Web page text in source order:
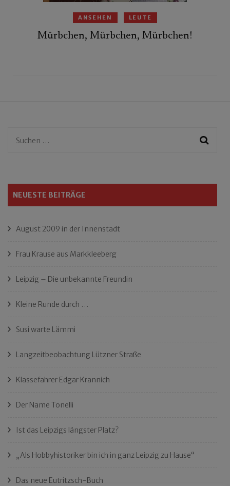
ANSEHEN LEUTE
Mürbchen, Mürbchen, Mürbchen!
Suchen
NEUESTE BEITRÄGE
August 2009 in der Innenstadt
Frau Krause aus Markkleeberg
Leipzig – Die unbekannte Freundin
Kleine Runde durch …
Susi warte Lämmi
Langzeitbeobachtung Lützner Straße
Klassefahrer Edgar Krannich
Der Name Tonelli
Ist das Leipzigs längster Platz?
„Als Hobbyhistoriker bin ich in ganz Leipzig zu Hause“
Das neue Eutritzsch-Buch